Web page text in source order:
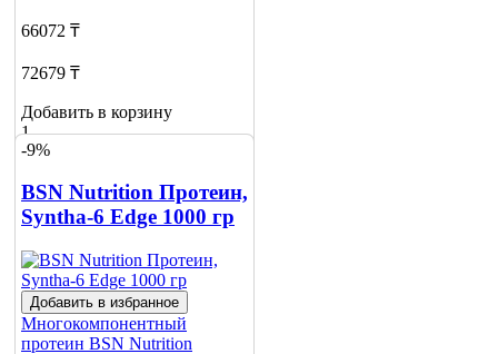
66072 ₸
72679 ₸
Добавить в корзину
1
-9%
BSN Nutrition Протеин,
Syntha-6 Edge 1000 гр
Добавить в избранное
Многокомпонентный
протеин BSN Nutrition